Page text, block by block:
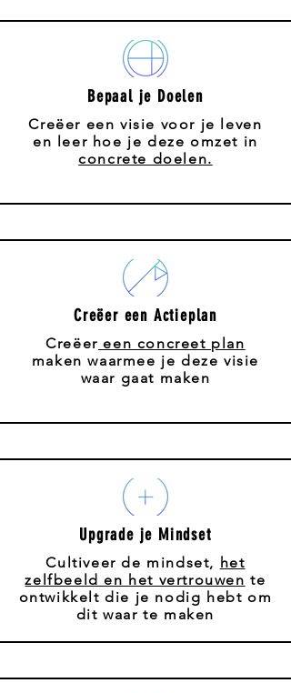
Bepaal je Doelen
Creëer een visie voor je leven
en leer hoe je deze omzet in
concrete doelen.
Creëer een Actieplan
Creëer een concreet plan
maken waarmee je deze visie
waar gaat maken
Upgrade je Mindset
Cultiveer de mindset, het
zelfbeeld en het vertrouwen te
ontwikkelt die je nodig hebt om
dit waar te maken